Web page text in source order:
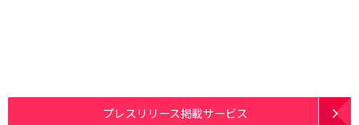
プレスリリース掲載サービス